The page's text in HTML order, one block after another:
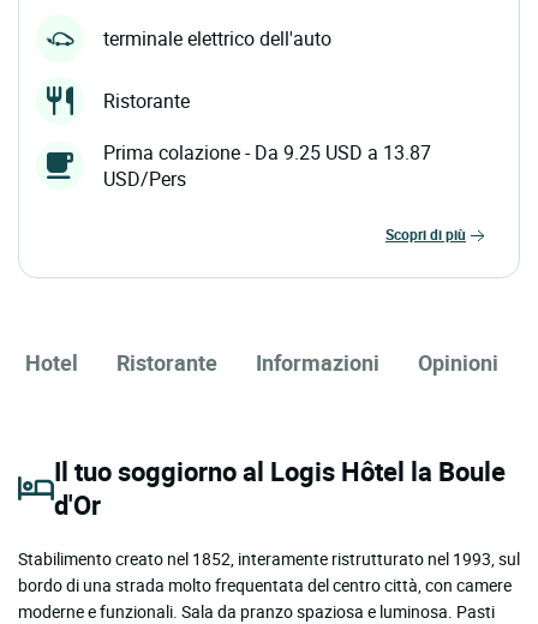
terminale elettrico dell'auto
Ristorante
Prima colazione - Da 9.25 USD a 13.87
USD/Pers
scopri di più
Hotel Ristorante Informazioni Opinioni
Il tuo soggiorno al Logis Hôtel la Boule
d'Or
Stabilimento creato nel 1852, interamente ristrutturato nel 1993, sul
bordo di una strada molto frequentata del centro città, con camere
moderne e funzionali. Sala da pranzo spaziosa e luminosa. Pasti